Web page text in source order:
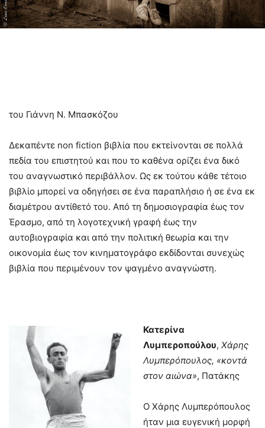
του Γιάννη Ν. Μπασκόζου
Δεκαπέντε non fiction βιβλία που εκτείνονται σε πολλά
πεδία του επιστητού και που το καθένα ορίζει ένα δικό
του αναγνωστικό περιβάλλον. Ως εκ τούτου κάθε τέτοιο
βιβλίο μπορεί να οδηγήσει σε ένα παραπλήσιο ή σε ένα εκ
διαμέτρου αντίθετό του. Από τη δημοσιογραφία έως τον
Έρασμο, από τη λογοτεχνική γραφή έως την
αυτοβιογραφία και από την πολιτική θεωρία και την
οικονομία έως τον κινηματογράφο εκδίδονται συνεχώς
βιβλία που περιμένουν τον ψαγμένο αναγνώστη.
Κατερίνα
Λυμπεροπούλου, Χάρης
Λυμπερόπουλος, «κοντά
στον αιώνα», Πατάκης
Ο Χάρης Λυμπερόπουλος
ήταν μια ευγενική μορφή